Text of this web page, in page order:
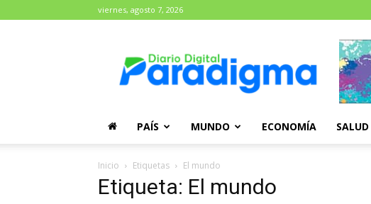
viernes, agosto 7, 2026
Paradigma
PAÍS MUNDO ECONOMÍA SALUD
Inicio Etiquetas El mundo
Etiqueta: El mundo